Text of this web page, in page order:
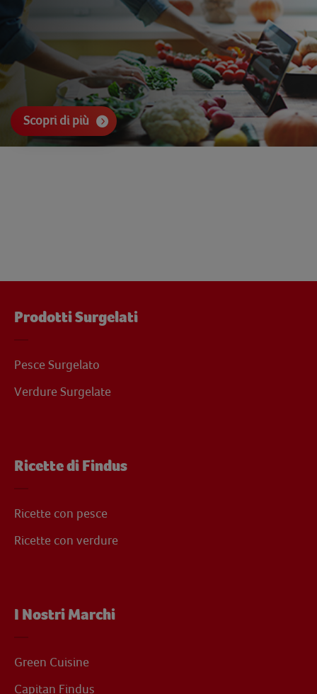
Scopri di più
Prodotti Surgelati
Pesce Surgelato
Verdure Surgelate
Ricette di Findus
Ricette con pesce
Ricette con verdure
I Nostri Marchi
Green Cuisine
Capitan Findus